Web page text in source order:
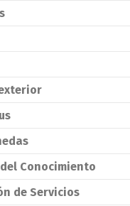
Conocimiento
de Servicios